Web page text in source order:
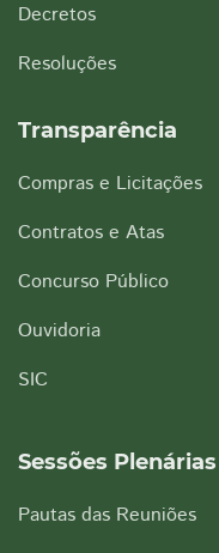
Decretos
Resoluções
Transparência
Compras e Licitações
Contratos e Atas
Concurso Público
Ouvidoria
SIC
Sessões Plenárias
Pautas das Reuniões